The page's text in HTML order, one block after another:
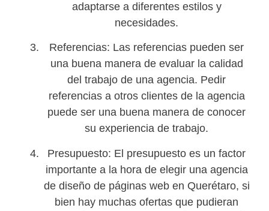
adaptarse a diferentes estilos y
necesidades.
Referencias: Las referencias pueden ser
una buena manera de evaluar la calidad
del trabajo de una agencia. Pedir
referencias a otros clientes de la agencia
puede ser una buena manera de conocer
su experiencia de trabajo.
Presupuesto: El presupuesto es un factor
importante a la hora de elegir una agencia
de diseño de páginas web en Querétaro, si
bien hay muchas ofertas que pudieran